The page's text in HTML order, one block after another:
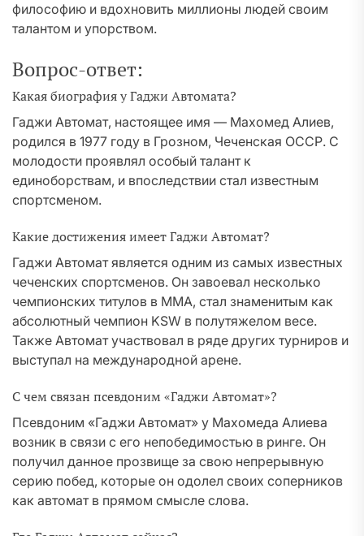
философию и вдохновить миллионы людей своим
талантом и упорством.
Вопрос-ответ:
Какая биография у Гаджи Автомата?
Гаджи Автомат, настоящее имя — Махомед Алиев,
родился в 1977 году в Грозном, Чеченская ОССР. С
молодости проявлял особый талант к
единоборствам, и впоследствии стал известным
спортсменом.
Какие достижения имеет Гаджи Автомат?
Гаджи Автомат является одним из самых известных
чеченских спортсменов. Он завоевал несколько
чемпионских титулов в ММА, стал знаменитым как
абсолютный чемпион KSW в полутяжелом весе.
Также Автомат участвовал в ряде других турниров и
выступал на международной арене.
С чем связан псевдоним «Гаджи Автомат»?
Псевдоним «Гаджи Автомат» у Махомеда Алиева
возник в связи с его непобедимостью в ринге. Он
получил данное прозвище за свою непрерывную
серию побед, которые он одолел своих соперников
как автомат в прямом смысле слова.